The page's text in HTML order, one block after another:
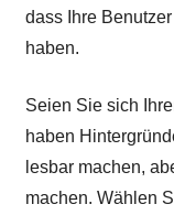
dass Ihre
haben.
Seien Sie sich
haben
lesbar machen,
machen. Wählen